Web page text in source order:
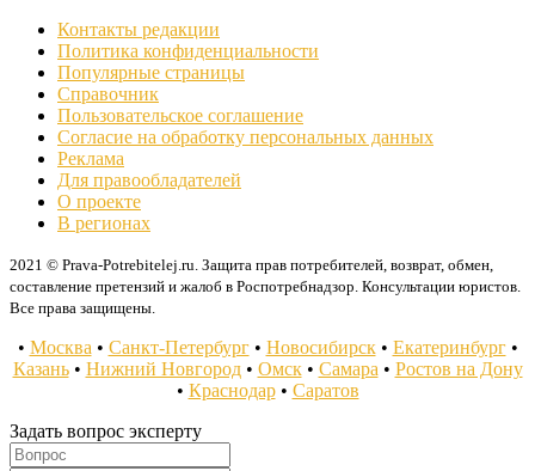
Контакты редакции
Политика конфиденциальности
Популярные страницы
Справочник
Пользовательское соглашение
Согласие на обработку персональных данных
Реклама
Для правообладателей
О проекте
В регионах
2021 © Prava-Potrebitelej.ru. Защита прав потребителей, возврат, обмен,
составление претензий и жалоб в Роспотребнадзор. Консультации юристов.
Все права защищены.
• Москва • Санкт-Петербург• Новосибирск• Екатеринбург•
Казань• Нижний Новгород• Омск• Самара • Ростов на Дону
• Краснодар• Саратов
Задать вопрос эксперту